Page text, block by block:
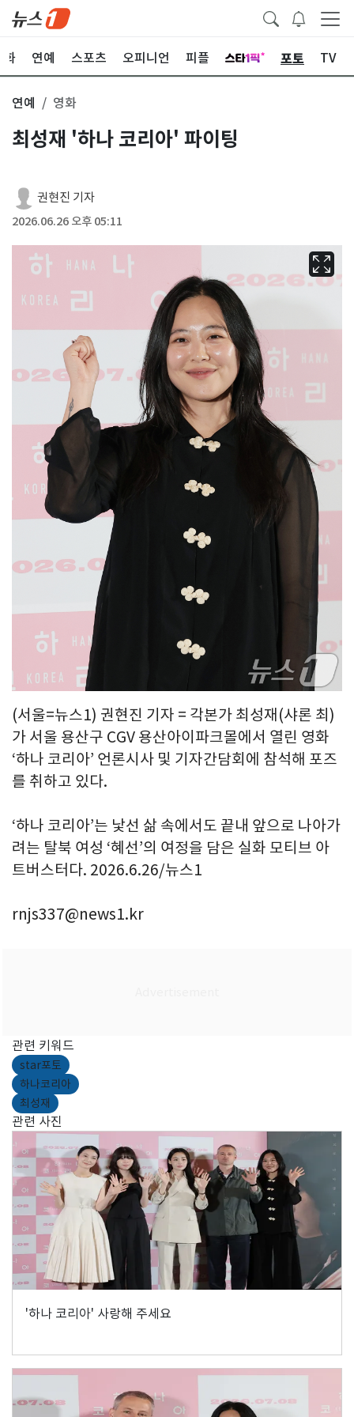
화 연예 스포츠 오피니언 피플 포토 TV
연예 영화
최성재 '하나 코리아' 파이팅
권현진 기자
2026.06.26 오후 05:11
(서울=뉴스1) 권현진 기자 = 각본가 최성재(샤론 최)
가 서울 용산구 CGV 용산아이파크몰에서 열린 영화
‘하나 코리아’ 언론시사 및 기자간담회에 참석해 포즈
를 취하고 있다.
‘하나 코리아’는 낯선 삶 속에서도 끝내 앞으로 나아가
려는 탈북 여성 ‘혜선’의 여정을 담은 실화 모티브 아
트버스터다. 2026.6.26/뉴스1
rnjs337@news1.kr
관련 키워드
star포토
하나코리아
최성재
관련 사진
'하나 코리아' 사랑해 주세요